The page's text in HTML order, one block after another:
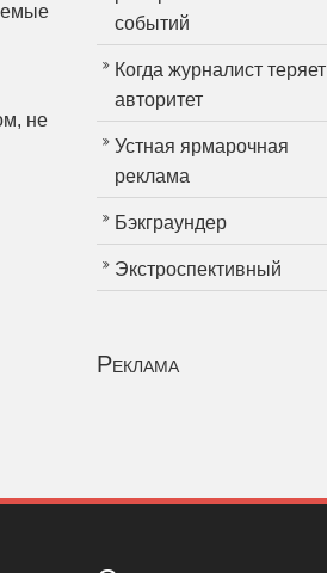
не
событий
Когда журналист теряет
авторитет
Устная ярмарочная
реклама
Бэкграундер
Экстроспективный
Реклама